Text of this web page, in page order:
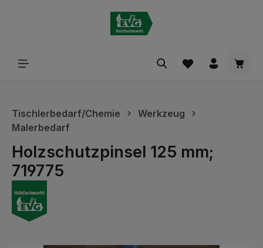
Tischlerbedarf/Chemie
Werkzeug
Malerbedarf
Holzschutzpinsel 125 mm;
719775